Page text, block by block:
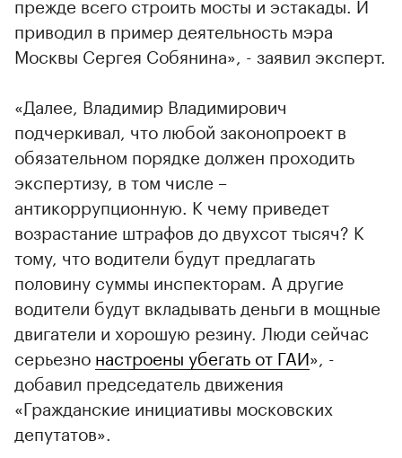
приводил в пример деятельность мэра
Москвы Сергея Собянина», - заявил эксперт.
«Далее, Владимир Владимирович
подчеркивал, что любой законопроект в
обязательном порядке должен проходить
экспертизу, в том числе –
антикоррупционную. К чему приведет
возрастание штрафов до двухсот тысяч? К
тому, что водители будут предлагать
половину суммы инспекторам. А другие
водители будут вкладывать деньги в мощные
двигатели и хорошую резину. Люди сейчас
серьезно настроены убегать от ГАИ», -
добавил председатель движения
«Гражданские инициативы московских
депутатов».